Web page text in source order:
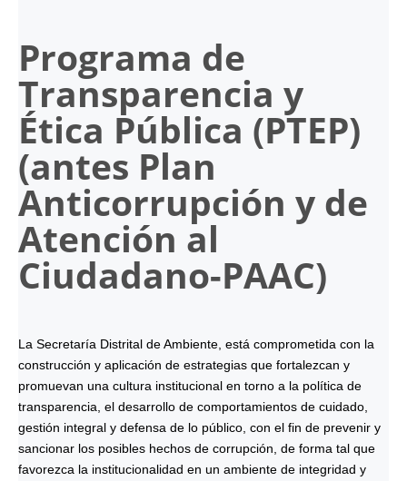
Programa de
Transparencia y
Ética Pública (PTEP)
(antes Plan
Anticorrupción y de
Atención al
Ciudadano-PAAC)
La Secretaría Distrital de Ambiente, está comprometida con la
construcción y aplicación de estrategias que fortalezcan y
promuevan una cultura institucional en torno a la política de
transparencia, el desarrollo de comportamientos de cuidado,
gestión integral y defensa de lo público, con el fin de prevenir y
sancionar los posibles hechos de corrupción, de forma tal que
favorezca la institucionalidad en un ambiente de integridad y